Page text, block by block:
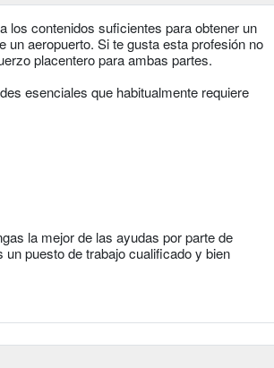
los contenidos suficientes para obtener un
un aeropuerto. Si te gusta esta profesión no
placentero para ambas partes.
esenciales que habitualmente requiere
la mejor de las ayudas por parte de
puesto de trabajo cualificado y bien